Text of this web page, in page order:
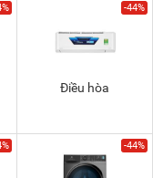
-44%
Điều hòa
-44%